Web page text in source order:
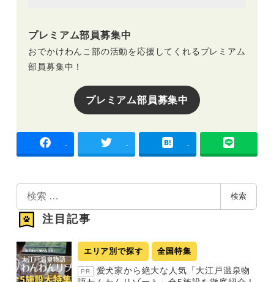
プレミアム部員募集中
おでかけわんこ部の活動を応援してくれるプレミアム
部員募集中！
プレミアム部員募集中
- - -
検
索
検索
注目記事
エリア別で探す 全国特集
PR
愛犬家から絶大な人気「大江戸温泉物